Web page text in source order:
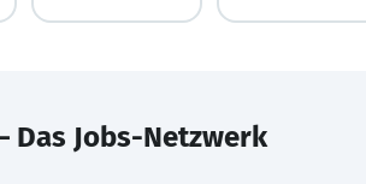
Das Jobs-Netzwerk